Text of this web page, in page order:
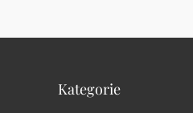
Kategorie